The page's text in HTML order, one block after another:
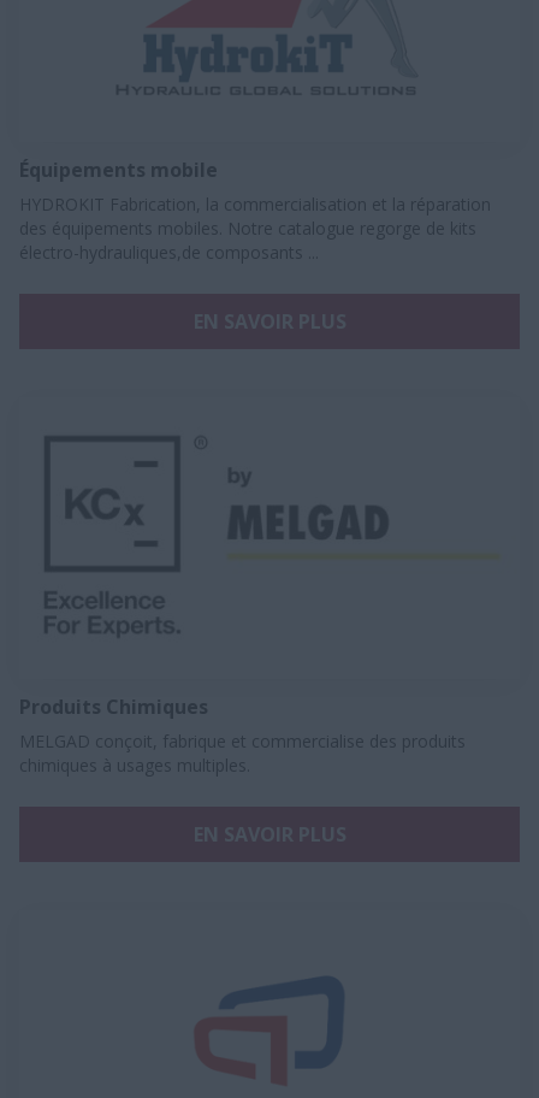
Équipements mobile
HYDROKIT ​Fabrication, la commercialisation et la réparation
des équipements mobiles. Notre catalogue regorge de kits
électro-hydrauliques,de composants ...
Produits Chimiques
MELGAD conçoit, fabrique et commercialise des produits
chimiques à usages multiples.